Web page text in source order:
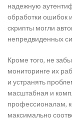
надежную
обработки ошибок
скрипты могли
непредвиденных
Кроме того, не
мониторинге их
и устранять
масштабная и
профессионалам,
максимально